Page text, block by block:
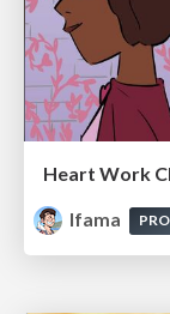
Heart Work
lfama
PRO